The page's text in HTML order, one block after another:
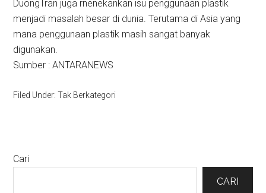
DuongTran juga rnenekankan isu penggunaan plastik
menjadi masalah besar di dunia. Terutama di Asia yang
mana penggunaan plastik masih sangat banyak
digunakan.
Sumber : ANTARANEWS
Filed Under: Tak Berkategori
Primary
Cari
CARI